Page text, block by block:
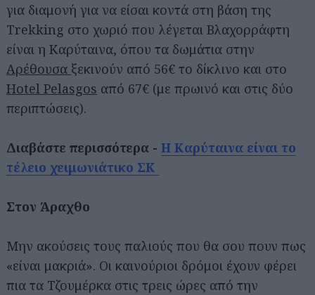
για διαμονή για να είσαι κοντά στη βάση της
Trekking στο χωριό που λέγεται Βλαχορράφτη
είναι η Καρύταινα, όπου τα δωμάτια στην
Αρέθουσα ξεκινούν από 56€ το δίκλινο και στο
Hotel Pelasgos από 67€ (με πρωινό και στις δύο
περιπτώσεις).
Διαβάστε περισσότερα - Η Καρύταινα είναι το
τέλειο χειμωνιάτικο ΣΚ
Στον Άραχθο
Μην ακούσεις τους παλιούς που θα σου πουν πως
«είναι μακριά». Οι καινούριοι δρόμοι έχουν φέρει
πια τα Τζουμέρκα στις τρεις ώρες από την